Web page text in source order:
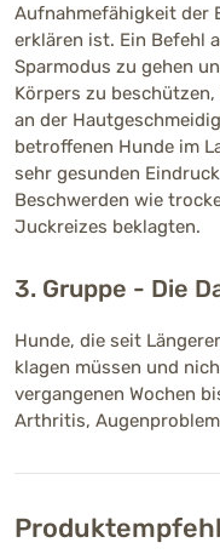
Aufnahmefähigkeit der
erklären ist. Ein Befehl
Sparmodus zu gehen
Körpers zu
an der
betroffenen Hunde im
sehr gesunden
Beschwerden wie
Juckreizes beklagten.
3. Gruppe - Die
Hunde, die seit
klagen müssen und
vergangenen Wochen
Arthritis,